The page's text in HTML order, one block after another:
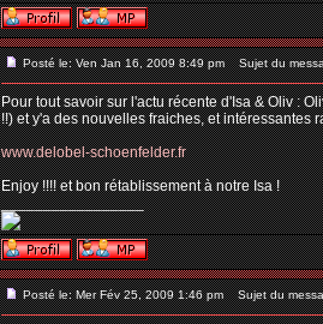
Posté le: Ven Jan 16, 2009 8:49 pm Sujet du
Pour tout savoir sur l'actu récente d'Isa & Oliv :
!!) et y'a des nouvelles fraiches, et intéressantes
www.delobel-schoenfelder.fr
Enjoy !!!! et bon rétablissement à notre Isa !
_________________
Posté le: Mer Fév 25, 2009 1:46 pm Sujet du